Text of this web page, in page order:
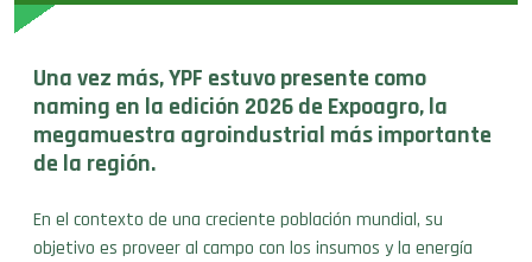
Una vez más, YPF estuvo presente como
naming en la edición 2026 de Expoagro, la
megamuestra agroindustrial más importante
de la región.
En el contexto de una creciente población mundial, su
objetivo es proveer al campo con los insumos y la energía